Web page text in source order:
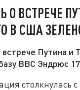
О ВСТРЕЧЕ
В США
Путина
ВВС Эндрюс
столкнулась